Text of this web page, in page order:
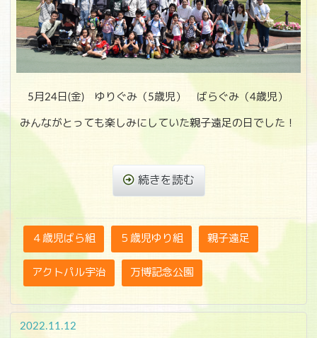
5月24日(金) ゆりぐみ（5歳児） ばらぐみ（4歳児）
みんながとっても楽しみにしていた親子遠足の日でした！
続きを読む
４歳児ばら組 ５歳児ゆり組 親子遠足
アクトパル宇治 万博記念公園
2022.11.12